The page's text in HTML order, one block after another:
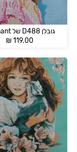
גובלן D488 של Diamant
₪ 119.00